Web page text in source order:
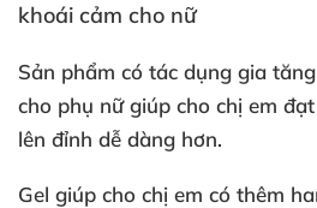
khoái cảm cho nữ
Sản phẩm có tác dụng gia
cho phụ nữ giúp cho chị em đạt
lên đỉnh dễ dàng hơn.
Gel giúp cho chị em có thêm